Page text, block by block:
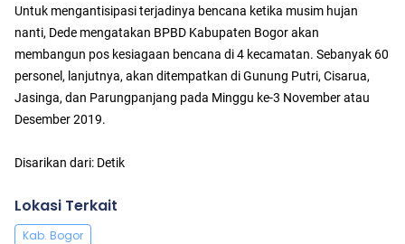
Untuk mengantisipasi terjadinya bencana ketika musim hujan
nanti, Dede mengatakan BPBD Kabupaten Bogor akan
membangun pos kesiagaan bencana di 4 kecamatan. Sebanyak 60
personel, lanjutnya, akan ditempatkan di Gunung Putri, Cisarua,
Jasinga, dan Parungpanjang pada Minggu ke-3 November atau
Desember 2019.
Disarikan dari: Detik
Lokasi Terkait
Kab. Bogor